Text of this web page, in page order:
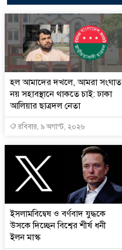
হল আমাদের দখলে, আমরা সংঘাত
নয় সহাবস্থানে থাকতে চাই: ঢাকা
আলিয়ার ছাত্রদল নেতা
রবিবার, ৯ অগাস্ট, ২০২৬
ইসলামবিদ্বেষ ও বর্ণবাদ যুদ্ধকে
উসকে দিচ্ছেন বিশ্বের শীর্ষ ধনী
ইলন মাস্ক